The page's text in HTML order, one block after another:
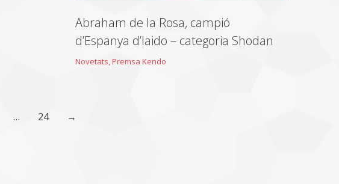
Abraham de la Rosa, campió
d’Espanya d’Iaido – categoria Shodan
Novetats,Premsa Kendo
… 24 →